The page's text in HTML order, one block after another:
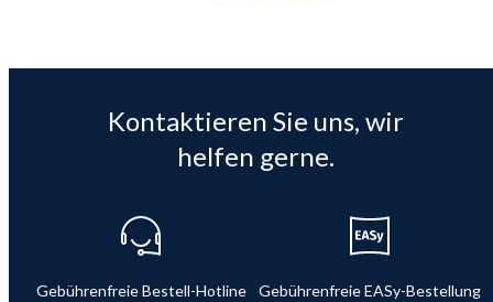
Kontaktieren Sie uns, wir
helfen gerne.
Gebührenfreie Bestell-Hotline Gebührenfreie EASy-Bestellung